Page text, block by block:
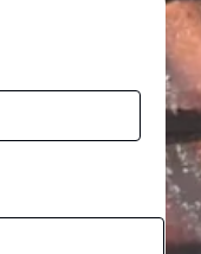
*
*
*